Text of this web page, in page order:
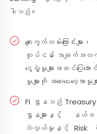
ပါသည်။
စျေးကွက်လမ်းကြောင်
လုပ်ငန်း အချက်အလက်များ
ငွေလွှဲမှုများအဆင်ပြေ
မှုများကို အလေးပေးလေ့လာမှုမျ
FI ဌာနသည်
ဌာနများနှင့် နယ်စပ်ဖ
လဲလှယ်မှုနှင့် Risk စီ